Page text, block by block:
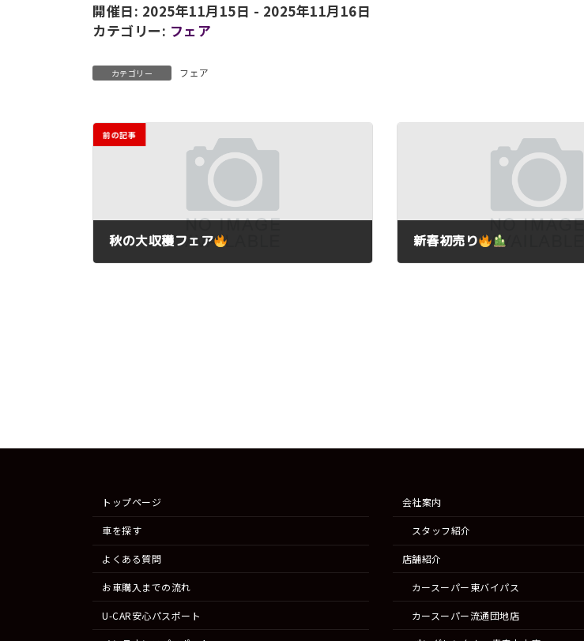
日
開催日: 2025年11月15日 - 2025年11月16日
カテゴリー: フェア
カテゴリー フェア
前の記事
秋の大収穫フェア
2025年10月20日
新春初売り
2025年11月28日
トップページ
車を探す
よくある質問
お車購入までの流れ
U-CAR安心パスポート
会社案内
スタッフ紹介
店舗紹介
カースーパー東バイパス
カースーパー流通団地店